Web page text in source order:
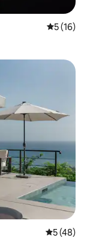
औसत रेटिंग
5 (16)
औसत रेटिंग
5 (48)